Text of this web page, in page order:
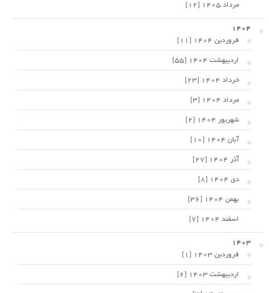
مرداد 1405 [12]
1404
فروردین 1404 [11]
اردیبهشت 1404 [55]
خرداد 1404 [23]
مرداد 1404 [3]
شهریور 1404 [2]
آبان 1404 [10]
آذر 1404 [27]
دی 1404 [8]
بهمن 1404 [36]
اسفند 1404 [7]
1403
فروردین 1403 [1]
اردیبهشت 1403 [6]